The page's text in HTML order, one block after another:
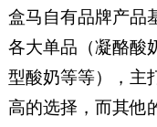
盒马自有品牌产品
各大单品（凝酪酸
型酸奶等等），主
高的选择，而其他